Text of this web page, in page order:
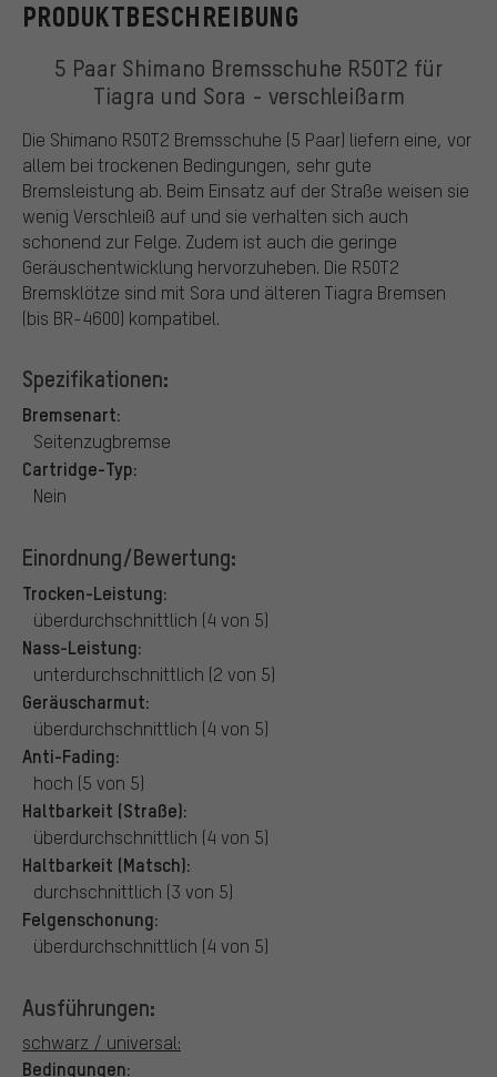
PRODUKTBESCHREIBUNG
5 Paar Shimano Bremsschuhe R50T2 für
Tiagra und Sora - verschleißarm
Die Shimano R50T2 Bremsschuhe (5 Paar) liefern eine, vor
allem bei trockenen Bedingungen, sehr gute
Bremsleistung ab. Beim Einsatz auf der Straße weisen sie
wenig Verschleiß auf und sie verhalten sich auch
schonend zur Felge. Zudem ist auch die geringe
Geräuschentwicklung hervorzuheben. Die R50T2
Bremsklötze sind mit Sora und älteren Tiagra Bremsen
(bis BR-4600) kompatibel.
Spezifikationen:
Bremsenart:
Seitenzugbremse
Cartridge-Typ:
Nein
Einordnung/Bewertung:
Trocken-Leistung:
überdurchschnittlich (4 von 5)
Nass-Leistung:
unterdurchschnittlich (2 von 5)
Geräuscharmut:
überdurchschnittlich (4 von 5)
Anti-Fading:
hoch (5 von 5)
Haltbarkeit (Straße):
überdurchschnittlich (4 von 5)
Haltbarkeit (Matsch):
durchschnittlich (3 von 5)
Felgenschonung:
überdurchschnittlich (4 von 5)
Ausführungen:
schwarz / universal:
Bedingungen: